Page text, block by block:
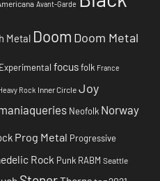
Avant-Garde
Metal Doom Doom Metal
Experimental focusfolk France
Rock Inner Circle Joy
Neofolk Norway
Prog Metal Progressive
Rock Punk RABM Seattle